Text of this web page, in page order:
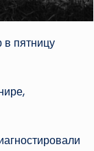
в пятницу